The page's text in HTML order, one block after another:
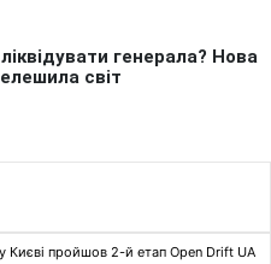
Києві пройшов 2-й етап Open Drift UA